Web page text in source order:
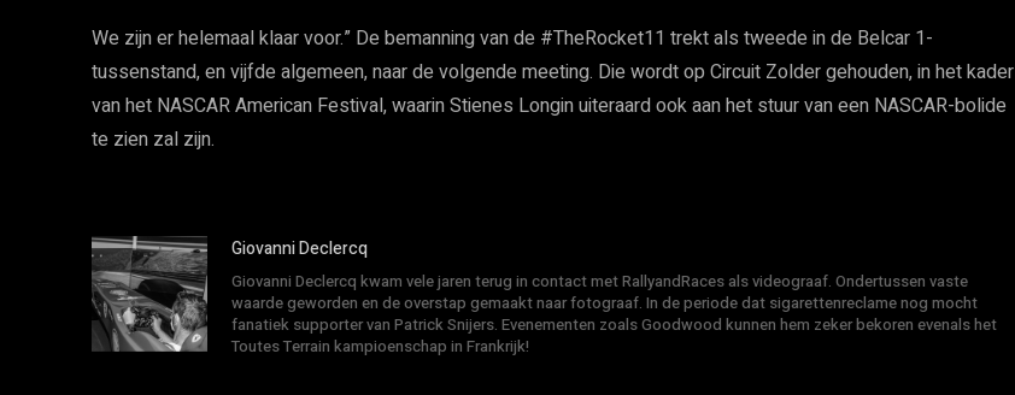
We zijn er helemaal klaar voor.” De bemanning van de #TheRocket11 trekt als tweede in de Belcar 1-
tussenstand, en vijfde algemeen, naar de volgende meeting. Die wordt op Circuit Zolder gehouden, in het kader
van het NASCAR American Festival, waarin Stienes Longin uiteraard ook aan het stuur van een NASCAR-bolide
te zien zal zijn.
Giovanni Declercq
Giovanni Declercq kwam vele jaren terug in contact met RallyandRaces als videograaf. Ondertussen vaste
waarde geworden en de overstap gemaakt naar fotograaf. In de periode dat sigarettenreclame nog mocht
fanatiek supporter van Patrick Snijers. Evenementen zoals Goodwood kunnen hem zeker bekoren evenals het
Toutes Terrain kampioenschap in Frankrijk!